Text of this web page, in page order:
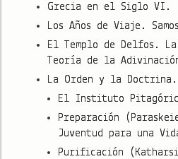
Grecia en el Siglo VI.
Los Años de Viaje.
El Templo de Delfos.
Teoría de la
La Orden y la Doctrina.
El Instituto
Preparación
Juventud para una
Purificación